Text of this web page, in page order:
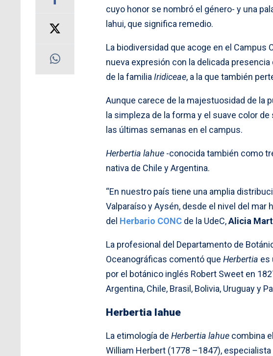
cuyo honor se nombró el género- y una
lahui, que significa remedio.
La biodiversidad que acoge en el Campus
nueva expresión con la delicada presencia
de la familia Iridiceae, a la que también
Aunque carece de la majestuosidad de la
la simpleza de la forma y el suave color
las últimas semanas en el campus.
Herbertia lahue -conocida también como
nativa de Chile y Argentina.
“En nuestro país tiene una amplia
Valparaíso y Aysén, desde el nivel del mar
del Herbario CONC de la UdeC,Alicia
La profesional del Departamento de
Oceanográficas comentó que Herbertia es
por el botánico inglés Robert Sweet en
Argentina, Chile, Brasil, Bolivia, Uruguay y
Herbertia lahue
La etimología de Herbertia lahue combina
William Herbert (1778 –1847),